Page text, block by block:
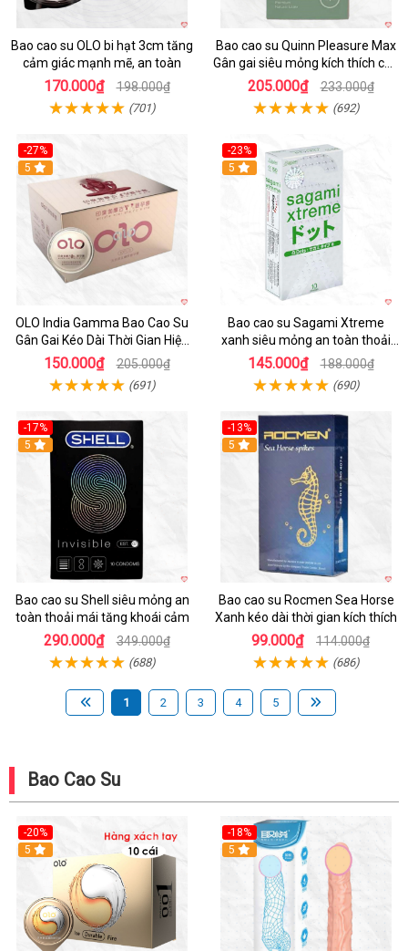
Bao cao su OLO bi hạt 3cm tăng
cảm giác mạnh mẽ, an toàn
170.000₫ 198.000₫
(701)
Bao cao su Quinn Pleasure Max
Gân gai siêu mỏng kích thích cực
đỉnh
205.000₫ 233.000₫
(692)
-27%
5
OLO India Gamma Bao Cao Su
Gân Gai Kéo Dài Thời Gian Hiệu
Quả
150.000₫ 205.000₫
(691)
-23%
5
Bao cao su Sagami Xtreme
xanh siêu mỏng an toàn thoải
mái mua ngay
145.000₫ 188.000₫
(690)
-17%
Hot
5
Bao cao su Shell siêu mỏng an
toàn thoải mái tăng khoái cảm
290.000₫ 349.000₫
(688)
-13%
5
Bao cao su Rocmen Sea Horse
Xanh kéo dài thời gian kích thích
99.000₫ 114.000₫
(686)
1 2 3 4 5
Bao Cao Su
-20%
Hot
5
-18%
5